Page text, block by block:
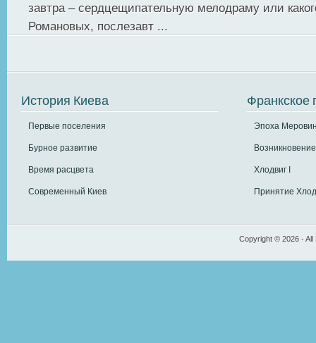
завтра – сердцещипательную мелодраму или
Романовых, послезавт ...
История Киева
Первые поселения
Бурное развитие
Время расцвета
Современный Киев
Франкское
Эпоха
Хлодвиг I
Принятие
Copyright © 2026 -